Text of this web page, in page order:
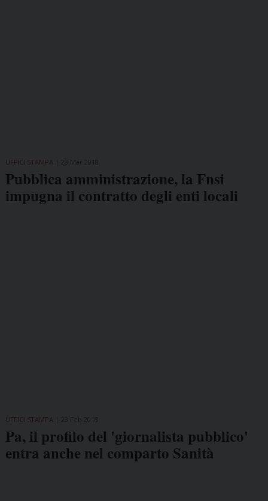
UFFICI STAMPA
Pubblica amministrazione, la Fnsi
impugna il contratto degli enti locali
UFFICI STAMPA
Pa, il profilo del 'giornalista pubblico'
entra anche nel comparto Sanità